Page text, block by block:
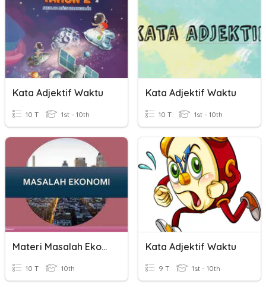
Kata Adjektif Waktu
10 T 1st - 10th
Kata Adjektif Waktu
10 T 1st - 10th
Materi Masalah Ekonomi
10 T 10th
Kata Adjektif Waktu
9 T 1st - 10th